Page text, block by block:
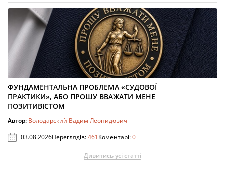
ФУНДАМЕНТАЛЬНА ПРОБЛЕМА «СУДОВОЇ
ПРАКТИКИ», АБО ПРОШУ ВВАЖАТИ МЕНЕ
ПОЗИТИВІСТОМ
Автор: Володарский Вадим Леонидович
03.08.2026Переглядів:461Коментарі:0
Дивитись усі статті